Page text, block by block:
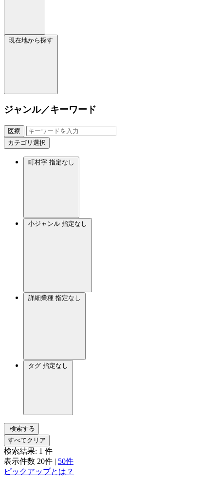
現在地から探す
ジャンル／キーワード
医療
カテゴリ選択
町村字 指定なし
小ジャンル 指定なし
詳細業種 指定なし
タグ 指定なし
検索する
すべてクリア
検索結果: 1 件
表示件数 20件 | 50件
ピックアップとは？